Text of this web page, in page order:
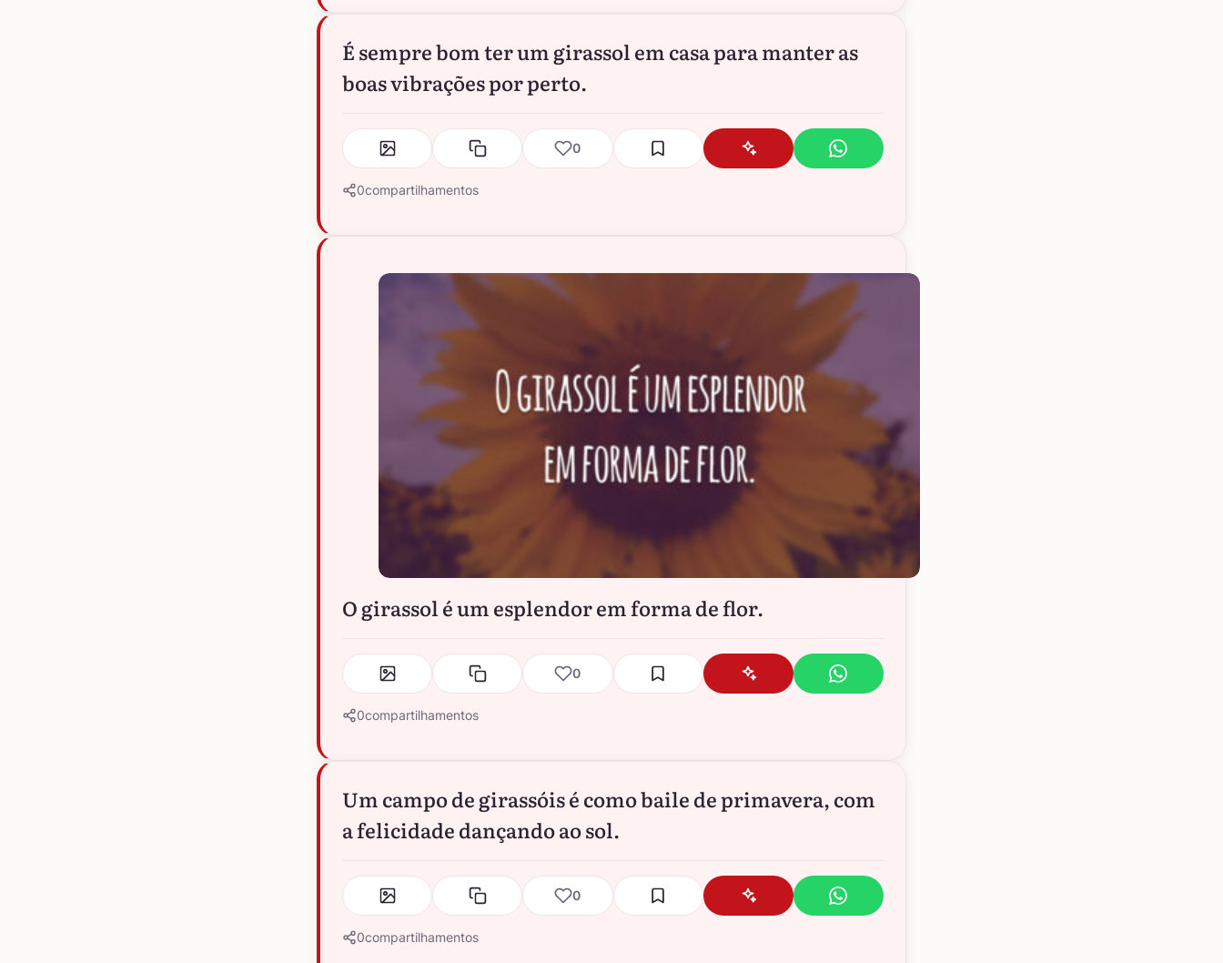
É sempre bom ter um girassol em casa para manter as
boas vibrações por perto.
0
0compartilhamentos
O girassol é um esplendor em forma de flor.
0
0compartilhamentos
Um campo de girassóis é como baile de primavera, com
a felicidade dançando ao sol.
0
0compartilhamentos